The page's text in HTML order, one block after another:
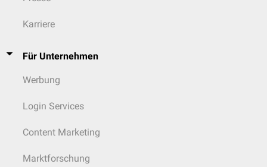
Karriere
Für Unternehmen
Werbung
Login Services
Content Marketing
Marktforschung